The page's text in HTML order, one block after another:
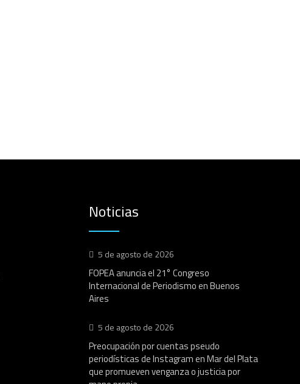
Noticias
5 de agosto de 2026
FOPEA anuncia el 21° Congreso
Internacional de Periodismo en Buenos
Aires
5 de agosto de 2026
Preocupación por cuentas pseudo
periodísticas de Instagram en Mar del Plata
que promueven venganza o justicia por